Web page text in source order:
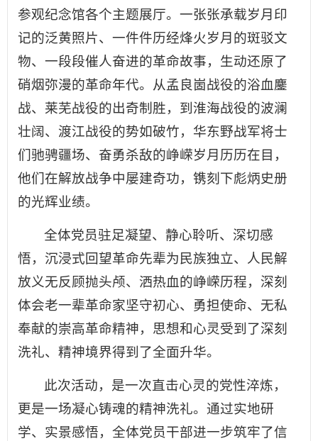
参观纪念馆各个主题展厅。一张张承载岁月印
记的泛黄照片、一件件历经烽火岁月的斑驳文
物、一段段催人奋进的革命故事，生动还原了
硝烟弥漫的革命年代。从孟良崮战役的浴血鏖
战、莱芜战役的出奇制胜，到淮海战役的波澜
壮阔、渡江战役的势如破竹，华东野战军将士
们驰骋疆场、奋勇杀敌的峥嵘岁月历历在目，
他们在解放战争中屡建奇功，镌刻下彪炳史册
的光辉业绩。
全体党员驻足凝望、静心聆听、深切感
悟，沉浸式回望革命先辈为民族独立、人民解
放义无反顾抛头颅、洒热血的峥嵘历程，深刻
体会老一辈革命家坚守初心、勇担使命、无私
奉献的崇高革命精神，思想和心灵受到了深刻
洗礼、精神境界得到了全面升华。
此次活动，是一次直击心灵的党性淬炼，
更是一场凝心铸魂的精神洗礼。通过实地研
学、实景感悟，全体党员干部进一步筑牢了信